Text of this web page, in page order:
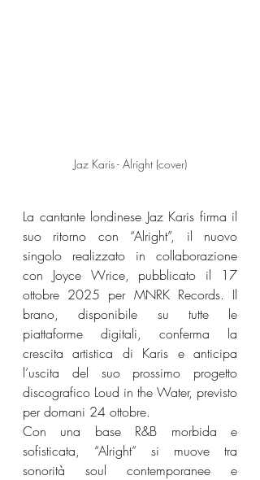
Jaz Karis - Alright (cover)
La cantante londinese Jaz Karis firma il
suo ritorno con “Alright”, il nuovo
singolo realizzato in collaborazione
con Joyce Wrice, pubblicato il 17
ottobre 2025 per MNRK Records. Il
brano, disponibile su tutte le
piattaforme digitali, conferma la
crescita artistica di Karis e anticipa
l’uscita del suo prossimo progetto
discografico Loud in the Water, previsto
per domani 24 ottobre.
Con una base R&B morbida e
sofisticata, “Alright” si muove tra
sonorità soul contemporanee e